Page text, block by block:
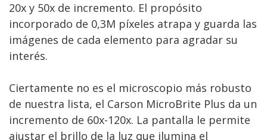
20x y 50x de incremento. El propósito
incorporado de 0,3M píxeles atrapa y guarda las
imágenes de cada elemento para agradar su
interés.
Ciertamente no es el microscopio más robusto
de nuestra lista, el Carson MicroBrite Plus da un
incremento de 60x-120x. La pantalla le permite
ajustar el brillo de la luz que ilumina el